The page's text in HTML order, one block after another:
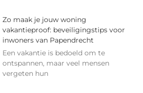
Zo maak je jouw woning
vakantieproof: beveiligingstips voor
inwoners van Papendrecht
Een vakantie is bedoeld om te
ontspannen, maar veel mensen
vergeten hun